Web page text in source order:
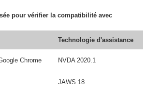
pour vérifier la compatibilité avec
Technologie d'assistance
Chrome NVDA 2020.1
JAWS 18